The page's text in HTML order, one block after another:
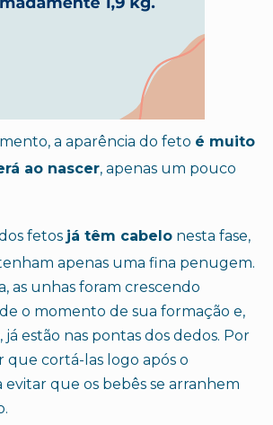
a aparência do feto é muito
ao nascer, apenas um pouco
fetos já têm cabelo nesta fase,
apenas uma fina penugem.
as unhas foram crescendo
o momento de sua formação e,
estão nas pontas dos dedos. Por
que cortá-las logo após o
evitar que os bebês se arranhem